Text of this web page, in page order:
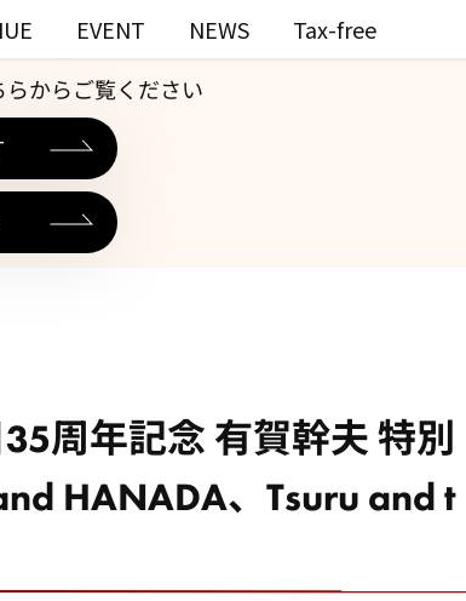
EVENT NEWS Tax-free
からご覧ください
周年記念 有賀幹夫 特別
HANADA、Tsuru and t